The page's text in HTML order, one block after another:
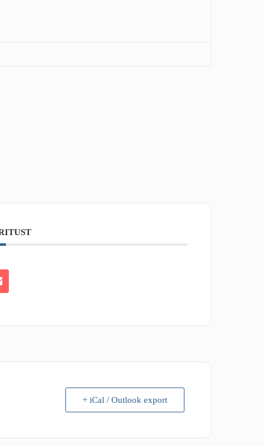
+ iCal / Outlook export